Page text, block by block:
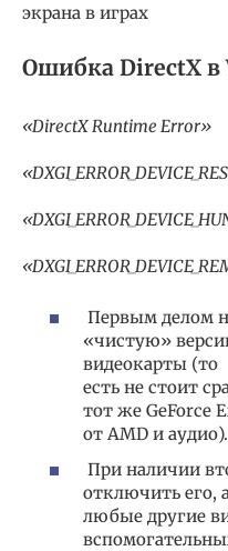
экрана в играх
Ошибка DirectX в
«DirectX Runtime Error»
Первым делом
«чистую»
видеокарты (то
есть не стоит
тот же GeForce
от AMD и аудио).
При наличии
отключить его,
любые другие